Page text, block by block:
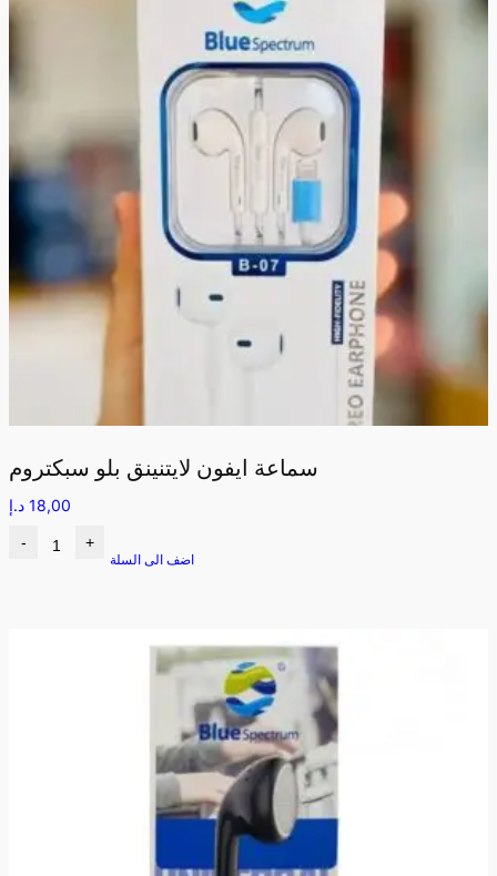
سماعة ايفون لايتنينق بلو سبكتروم
18,00 د.إ
- +
اضف الى السلة